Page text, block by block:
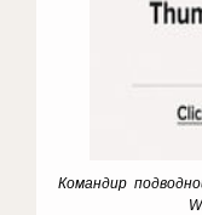
Командир